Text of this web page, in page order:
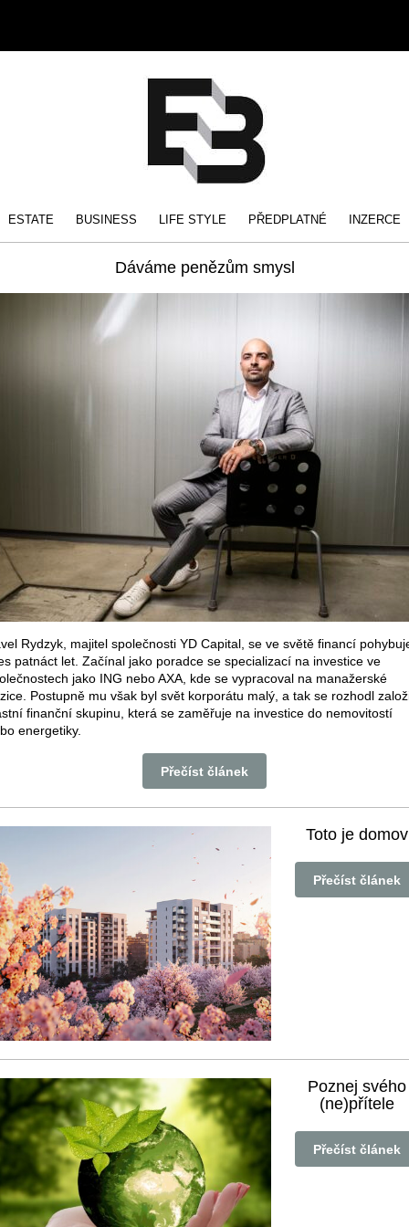
ESTATE BUSINESS LIFE STYLE PŘEDPLATNÉ INZERCE
Dáváme penězům smysl
Rydzyk, majitel společnosti YD Capital, se ve světě financí
patnáct let. Začínal jako poradce se specializací na investice ve
jako ING nebo AXA, kde se vypracoval na manažerské
Postupně mu však byl svět korporátu malý, a tak se rozhodl
finanční skupinu, která se zaměřuje na investice do nemovitostí
energetiky.
Přečíst článek
Toto je domov
Přečíst článek
Poznej svého
(ne)přítele
Přečíst článek